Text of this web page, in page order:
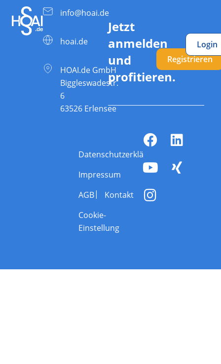
info@hoai.de
hoai.de
HOAI.de GmbH
Biggleswadestr.
6
63526 Erlensee
Jetzt
anmelden
und
profitieren.
Registrieren
Login
Datenschutzerklärung
Impressum
AGB
Kontakt
Cookie-
Einstellung